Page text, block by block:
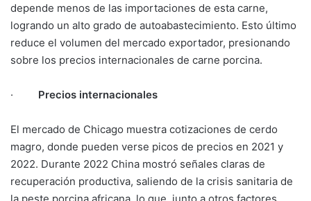
depende menos de las importaciones de esta carne,
logrando un alto grado de autoabastecimiento. Esto último
reduce el volumen del mercado exportador, presionando
sobre los precios internacionales de carne porcina.
· Precios internacionales
El mercado de Chicago muestra cotizaciones de cerdo
magro, donde pueden verse picos de precios en 2021 y
2022. Durante 2022 China mostró señales claras de
recuperación productiva, saliendo de la crisis sanitaria de
la peste porcina africana, lo que, junto a otros factores,